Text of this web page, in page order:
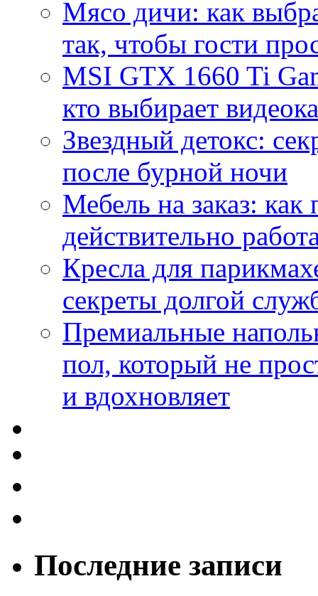
Мясо дичи: как
так, чтобы гости
MSI GTX 1660 Ti
кто выбирает
Звездный детокс:
после бурной ночи
Мебель на заказ:
действительно
Кресла для
секреты долгой
Премиальные
пол, который не
и вдохновляет
Последние записи